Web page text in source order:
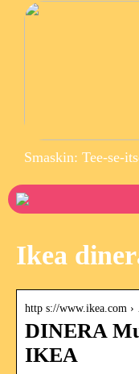
Smaskin: Tee-se-
Ikea
http s://www.ikea.com
DINERA
IKEA